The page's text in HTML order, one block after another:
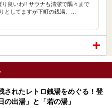
り良いわ‼️ サウナも清潔で隅々まで
としてますが下町の銭湯、…
されたレトロ銭湯をめぐる！登
の出湯」と「若の湯」